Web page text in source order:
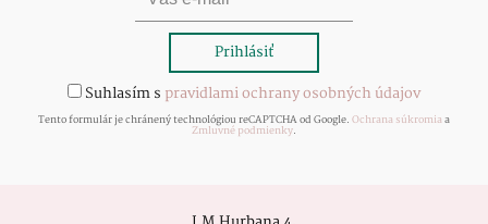
Suhlasím s pravidlami ochrany osobných údajov
Tento formulár je chránený technológiou reCAPTCHA od Google. Ochrana súkromiaa
Zmluvné podmienky.